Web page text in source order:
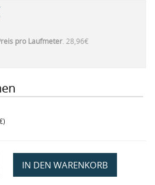
pro Laufmeter. 28,96€